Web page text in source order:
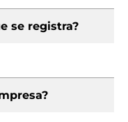
se registra?